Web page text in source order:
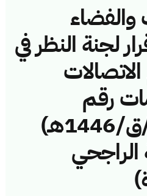
والفضاء
لجنة النظر في
رقم
(46114761/ق/1446هـ)